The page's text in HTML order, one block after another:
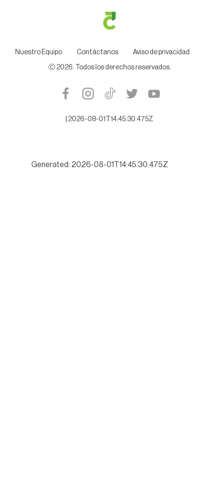
Nuestro Equipo Contáctanos Aviso de privacidad
Ⓒ 2026. Todos los derechos reservados.
2026-08-01T14:45:30.475Z
Generated: 2026-08-01T14:45:30.475Z